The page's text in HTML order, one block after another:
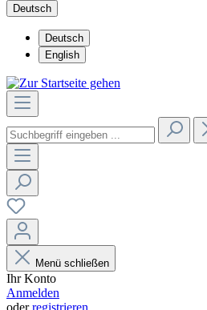
Deutsch
Deutsch
English
Menü schließen
Ihr Konto
Anmelden
oderregistrieren